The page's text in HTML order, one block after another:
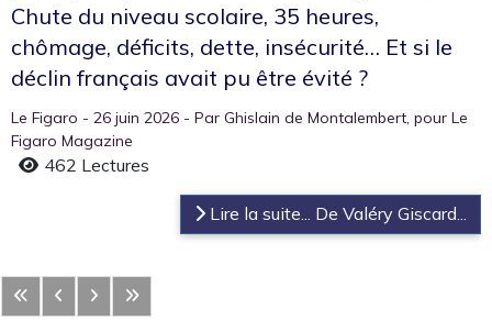
Chute du niveau scolaire, 35 heures,
chômage, déficits, dette, insécurité… Et si le
déclin français avait pu être évité ?
Le Figaro - 26 juin 2026 - Par Ghislain de Montalembert, pour Le
Figaro Magazine
462 Lectures
Lire la suite... De Valéry Giscard...